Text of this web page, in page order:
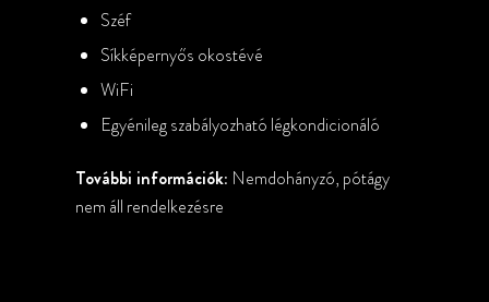
Széf
Síkképernyős okostévé
WiFi
Egyénileg szabályozható légkondicionáló
További információk: Nemdohányzó, pótágy
nem áll rendelkezésre